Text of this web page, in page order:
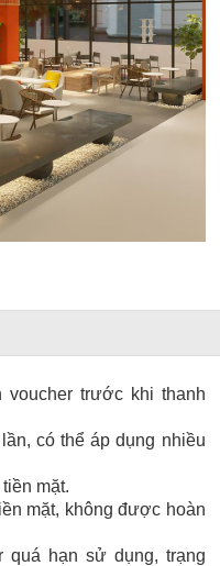
voucher trước khi thanh
có thể áp dụng nhiều
mặt.
mặt, không được hoàn
quá hạn sử dụng, trạng